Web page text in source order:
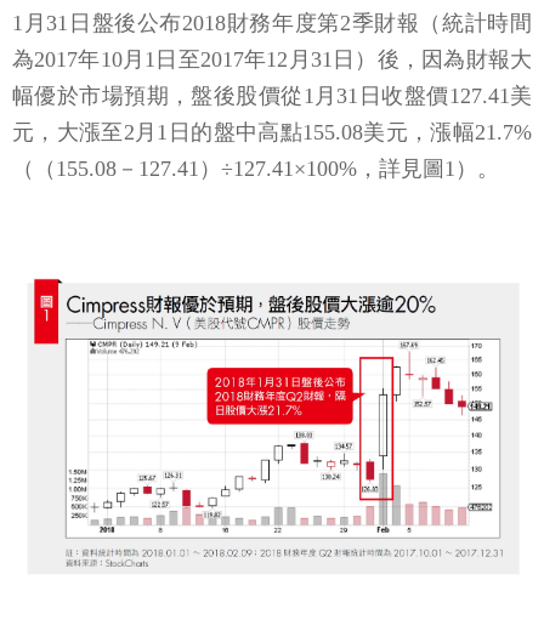
1月31日盤後公布2018財務年度第2季財報（統計時間
為2017年10月1日至2017年12月31日）後，因為財報大
幅優於市場預期，盤後股價從1月31日收盤價127.41美
元，大漲至2月1日的盤中高點155.08美元，漲幅21.7%
（（155.08－127.41）÷127.41×100%，詳見圖1）。